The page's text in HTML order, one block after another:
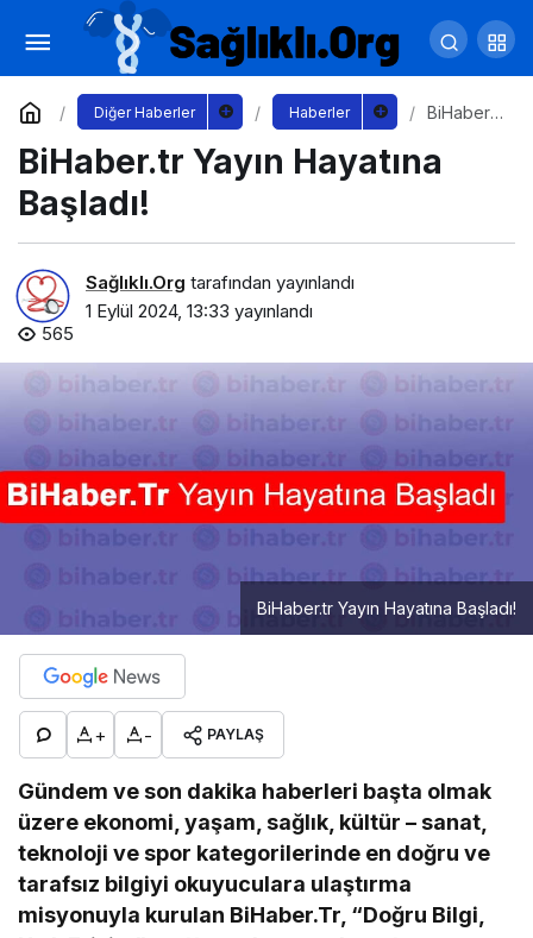
Diğer Haberler Haberler
BiHaber.tr
Hayatına
Başladı!
BiHaber.tr Yayın Hayatına
Başladı!
Sağlıklı.Org tarafından yayınlandı
1 Eylül 2024, 13:33 yayınlandı
565
BiHaber.tr Yayın Hayatına Başladı!
+ - PAYLAŞ
Gündem ve son dakika haberleri başta olmak
üzere ekonomi, yaşam, sağlık, kültür – sanat,
teknoloji ve spor kategorilerinde en doğru ve
tarafsız bilgiyi okuyuculara ulaştırma
misyonuyla kurulan BiHaber.Tr, “Doğru Bilgi,
Zeynep Bastık x Flormar Yeni Shine Kiss Me
More ile “Işıltınla Parla”
Yorum Yap Paylaş